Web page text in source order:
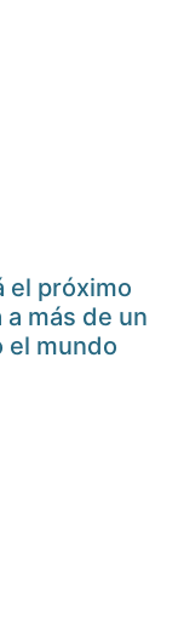
el próximo
más de un
el mundo